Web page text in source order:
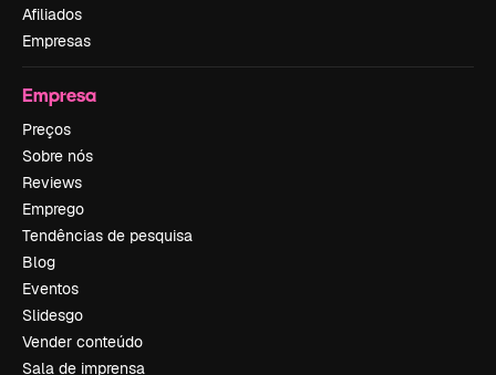
Afiliados
Empresas
Empresa
Preços
Sobre nós
Reviews
Emprego
Tendências de pesquisa
Blog
Eventos
Slidesgo
Vender conteúdo
Sala de imprensa